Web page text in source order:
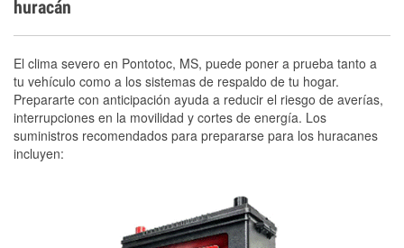
huracán
El clima severo en Pontotoc, MS, puede poner a prueba tanto a
tu vehículo como a los sistemas de respaldo de tu hogar.
Prepararte con anticipación ayuda a reducir el riesgo de averías,
interrupciones en la movilidad y cortes de energía. Los
suministros recomendados para prepararse para los huracanes
incluyen: